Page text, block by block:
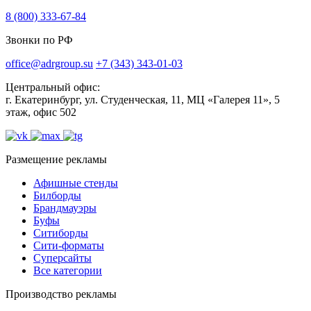
8 (800) 333-67-84
Звонки по РФ
office@adrgroup.su +7 (343) 343-01-03
Центральный офис:
г. Екатеринбург, ул. Студенческая, 11, МЦ «Галерея 11», 5
этаж, офис 502
Размещение рекламы
Афишные стенды
Билборды
Брандмауэры
Буфы
Ситиборды
Сити-форматы
Суперсайты
Все категории
Производство рекламы